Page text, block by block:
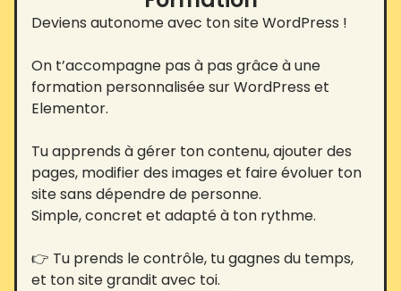
Deviens autonome avec ton site WordPress !
On t’accompagne pas à pas grâce à une
formation personnalisée sur WordPress et
Elementor.
Tu apprends à gérer ton contenu, ajouter des
pages, modifier des images et faire évoluer ton
site sans dépendre de personne.
Simple, concret et adapté à ton rythme.
👉 Tu prends le contrôle, tu gagnes du temps,
et ton site grandit avec toi.